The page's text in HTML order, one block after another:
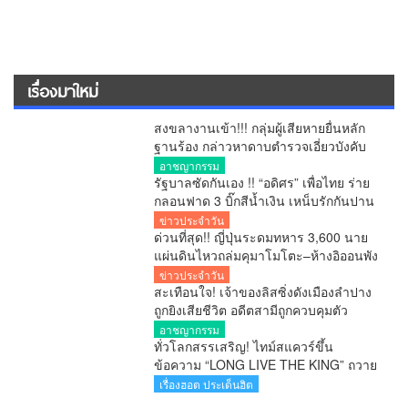
เรื่องมาใหม่
สงขลางานเข้า!!! กลุ่มผู้เสียหายยื่นหลัก
ฐานร้อง กล่าวหาดาบตำรวจเอี่ยวบังคับ
ถ่ายคลิปอนาจาร ขู่ยัดยา มีผู้เสียหาย
หลายราย เร่งตรวจสอบ
อาชญากรรม
รัฐบาลซัดกันเอง !! “อดิศร” เพื่อไทย ร่าย
กลอนฟาด 3 บิ๊กสีน้ำเงิน เหน็บรักกันปาน
จะกลืน “เขากระโดง”
ข่าวประจำวัน
ด่วนที่สุด!! ญี่ปุ่นระดมทหาร 3,600 นาย
แผ่นดินไหวถล่มคุมาโมโตะ–ห้างอิออนพัง
เกรงมีผู้เสียชีวิตจำนวนมาก
ข่าวประจำวัน
สะเทือนใจ! เจ้าของลิสซิ่งดังเมืองลำปาง
ถูกยิงเสียชีวิต อดีตสามีถูกควบคุมตัว
อาชญากรรม
ทั่วโลกสรรเสริญ! ไทม์สแควร์ขึ้น
ข้อความ “LONG LIVE THE KING” ถวาย
พระพรในหลวง
เรื่องฮอต ประเด็นฮิต